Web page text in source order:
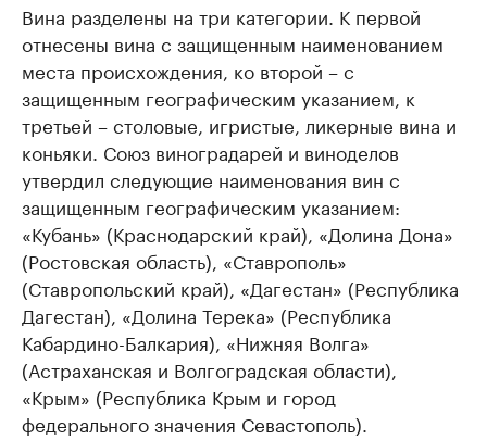
Вина разделены на три категории. К первой
отнесены вина с защищенным наименованием
места происхождения, ко второй – с
защищенным географическим указанием, к
третьей – столовые, игристые, ликерные вина и
коньяки. Союз виноградарей и виноделов
утвердил следующие наименования вин с
защищенным географическим указанием:
«Кубань» (Краснодарский край), «Долина Дона»
(Ростовская область), «Ставрополь»
(Ставропольский край), «Дагестан» (Республика
Дагестан), «Долина Терека» (Республика
Кабардино-Балкария), «Нижняя Волга»
(Астраханская и Волгоградская области),
«Крым» (Республика Крым и город
федерального значения Севастополь).